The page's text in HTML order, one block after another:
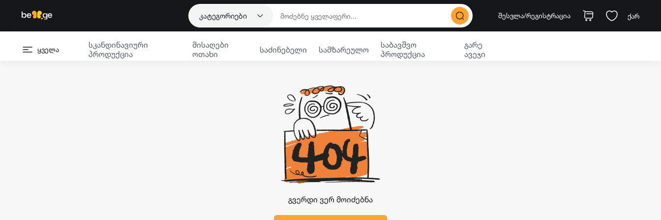
კატეგორიები შესვლა/რეგისტრაცია ქარ
ყველა
სკანდინავიური
პროდუქცია
მისაღები
ოთახი
საძინებელი სამზარეულო
საბავშვო
პროდუქცია
გარე
ავეჯი
გვერდი ვერ მოიძებნა